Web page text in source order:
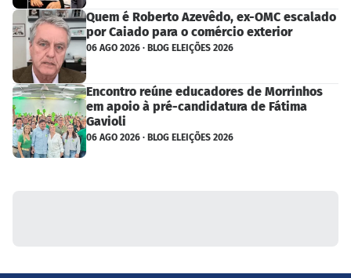
Quem é Roberto Azevêdo, ex-OMC escalado
por Caiado para o comércio exterior
06 AGO 2026 · BLOG ELEIÇÕES 2026
Encontro reúne educadores de Morrinhos
em apoio à pré-candidatura de Fátima
Gavioli
06 AGO 2026 · BLOG ELEIÇÕES 2026